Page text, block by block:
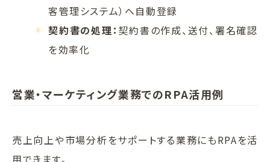
客管理システム）へ自動登録
契約書の処理： 契約書の作成、送付、署名確認
を効率化
営業・マーケティング業務でのRPA活用例
売上向上や市場分析をサポートする業務にもRPAを活